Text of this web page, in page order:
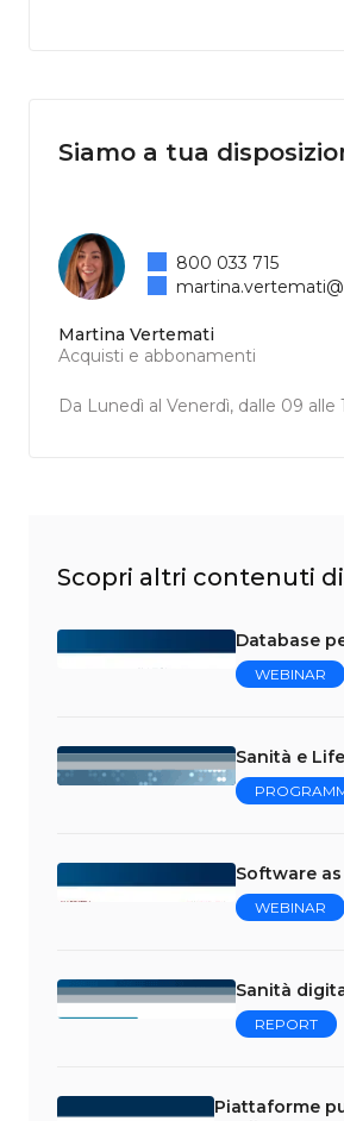
Siamo a tua
Martina Vertemati
Acquisti e abbonamenti
Da Lunedì al Venerdì, dalle 09 alle
800 033 715
Scopri altri contenuti
Database
WEBINAR
Sanità e
Software
WEBINAR
Sanità
REPORT
Piattaforme